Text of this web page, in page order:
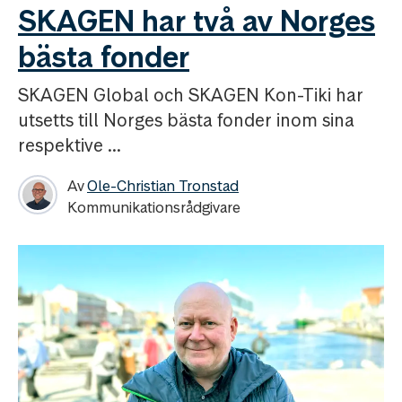
SKAGEN har två av Norges
bästa fonder
SKAGEN Global och SKAGEN Kon-Tiki har
utsetts till Norges bästa fonder inom sina
respektive ...
AvOle-Christian Tronstad
Kommunikationsrådgivare